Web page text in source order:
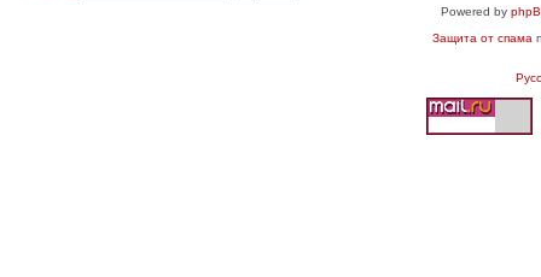
Powered by
Защита от спама